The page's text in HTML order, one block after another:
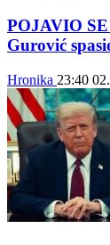
POJAVIO
Gurović
Hronika 23:40